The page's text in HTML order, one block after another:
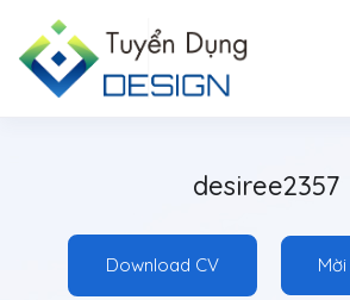
desiree2357
Download CV Mời